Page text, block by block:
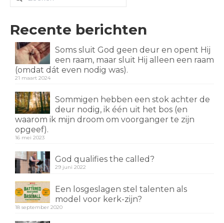
naar:
Recente berichten
Soms sluit God geen deur en opent Hij
een raam, maar sluit Hij alleen een raam
(omdat dát even nodig was).
21 maart 2024
Sommigen hebben een stok achter de
deur nodig, ik één uit het bos (en
waarom ik mijn droom om voorganger te zijn
opgeef).
16 mei 2023
God qualifies the called?
29 juni 2022
Een losgeslagen stel talenten als
model voor kerk-zijn?
18 september 2020